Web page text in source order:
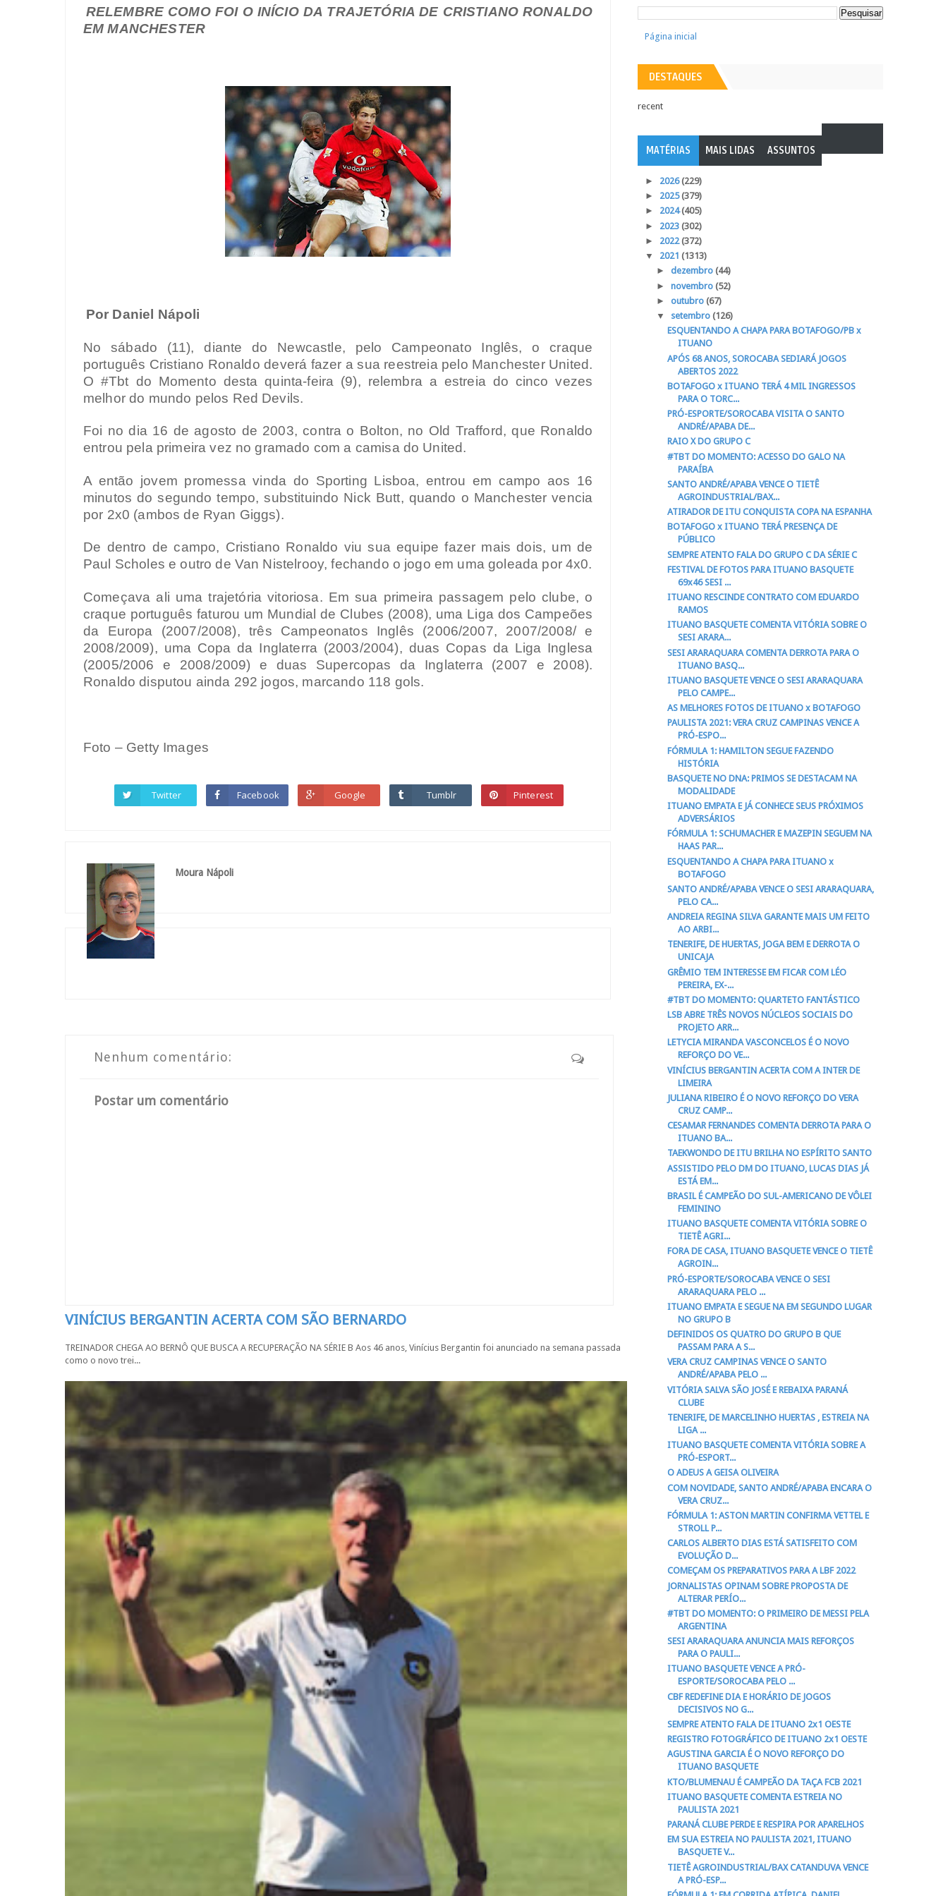
RELEMBRE COMO FOI O INÍCIO DA TRAJETÓRIA DE CRISTIANO RONALDO
EM MANCHESTER
Por Daniel Nápoli
No sábado (11), diante do Newcastle, pelo Campeonato Inglês, o craque
português Cristiano Ronaldo deverá fazer a sua reestreia pelo Manchester United.
O #Tbt do Momento desta quinta-feira (9), relembra a estreia do cinco vezes
melhor do mundo pelos Red Devils.
Foi no dia 16 de agosto de 2003, contra o Bolton, no Old Trafford, que Ronaldo
entrou pela primeira vez no gramado com a camisa do United.
A então jovem promessa vinda do Sporting Lisboa, entrou em campo aos 16
minutos do segundo tempo, substituindo Nick Butt, quando o Manchester vencia
por 2x0 (ambos de Ryan Giggs).
De dentro de campo, Cristiano Ronaldo viu sua equipe fazer mais dois, um de
Paul Scholes e outro de Van Nistelrooy, fechando o jogo em uma goleada por 4x0.
Começava ali uma trajetória vitoriosa. Em sua primeira passagem pelo clube, o
craque português faturou um Mundial de Clubes (2008), uma Liga dos Campeões
da Europa (2007/2008), três Campeonatos Inglês (2006/2007, 2007/2008/ e
2008/2009), uma Copa da Inglaterra (2003/2004), duas Copas da Liga Inglesa
(2005/2006 e 2008/2009) e duas Supercopas da Inglaterra (2007 e 2008).
Ronaldo disputou ainda 292 jogos, marcando 118 gols.
Foto – Getty Images
Twitter Facebook Google Tumblr Pinterest
Moura Nápoli
Nenhum comentário:
Postar um comentário
VINÍCIUS BERGANTIN ACERTA COM SÃO BERNARDO
TREINADOR CHEGA AO BERNÔ QUE BUSCA A RECUPERAÇÃO NA SÉRIE B Aos 46 anos, Vinícius Bergantin foi anunciado na semana passada
como o novo trei...
Página inicial
DESTAQUES
recent
MATÉRIAS MAIS LIDAS ASSUNTOS
► 2026(229)
► 2025(379)
► 2024(405)
► 2023 (302)
► 2022(372)
▼ 2021 (1313)
► dezembro (44)
► novembro (52)
► outubro (67)
▼ setembro (126)
ESQUENTANDO A CHAPA PARA BOTAFOGO/PB x
ITUANO
APÓS 68 ANOS, SOROCABA SEDIARÁ JOGOS
ABERTOS 2022
BOTAFOGO x ITUANO TERÁ 4 MIL INGRESSOS
PARA O TORC...
PRÓ-ESPORTE/SOROCABA VISITA O SANTO
ANDRÉ/APABA DE...
RAIO X DO GRUPO C
#TBT DO MOMENTO: ACESSO DO GALO NA
PARAÍBA
SANTO ANDRÉ/APABA VENCE O TIETÊ
AGROINDUSTRIAL/BAX...
ATIRADOR DE ITU CONQUISTA COPA NA ESPANHA
BOTAFOGO x ITUANO TERÁ PRESENÇA DE
PÚBLICO
SEMPRE ATENTO FALA DO GRUPO C DA SÉRIE C
FESTIVAL DE FOTOS PARA ITUANO BASQUETE
69x46 SESI ...
ITUANO RESCINDE CONTRATO COM EDUARDO
RAMOS
ITUANO BASQUETE COMENTA VITÓRIA SOBRE O
SESI ARARA...
SESI ARARAQUARA COMENTA DERROTA PARA O
ITUANO BASQ...
ITUANO BASQUETE VENCE O SESI ARARAQUARA
PELO CAMPE...
AS MELHORES FOTOS DE ITUANO x BOTAFOGO
PAULISTA 2021: VERA CRUZ CAMPINAS VENCE A
PRÓ-ESPO...
FÓRMULA 1: HAMILTON SEGUE FAZENDO
HISTÓRIA
BASQUETE NO DNA: PRIMOS SE DESTACAM NA
MODALIDADE
ITUANO EMPATA E JÁ CONHECE SEUS PRÓXIMOS
ADVERSÁRIOS
FÓRMULA 1: SCHUMACHER E MAZEPIN SEGUEM NA
HAAS PAR...
ESQUENTANDO A CHAPA PARA ITUANO x
BOTAFOGO
SANTO ANDRÉ/APABA VENCE O SESI ARARAQUARA,
PELO CA...
ANDREIA REGINA SILVA GARANTE MAIS UM FEITO
AO ARBI...
TENERIFE, DE HUERTAS, JOGA BEM E DERROTA O
UNICAJA
GRÊMIO TEM INTERESSE EM FICAR COM LÉO
PEREIRA, EX-...
#TBT DO MOMENTO: QUARTETO FANTÁSTICO
LSB ABRE TRÊS NOVOS NÚCLEOS SOCIAIS DO
PROJETO ARR...
LETYCIA MIRANDA VASCONCELOS É O NOVO
REFORÇO DO VE...
VINÍCIUS BERGANTIN ACERTA COM A INTER DE
LIMEIRA
JULIANA RIBEIRO É O NOVO REFORÇO DO VERA
CRUZ CAMP...
CESAMAR FERNANDES COMENTA DERROTA PARA O
ITUANO BA...
TAEKWONDO DE ITU BRILHA NO ESPÍRITO SANTO
ASSISTIDO PELO DM DO ITUANO, LUCAS DIAS JÁ
ESTÁ EM...
BRASIL É CAMPEÃO DO SUL-AMERICANO DE VÔLEI
FEMININO
ITUANO BASQUETE COMENTA VITÓRIA SOBRE O
TIETÊ AGRI...
FORA DE CASA, ITUANO BASQUETE VENCE O TIETÊ
AGROIN...
PRÓ-ESPORTE/SOROCABA VENCE O SESI
ARARAQUARA PELO ...
ITUANO EMPATA E SEGUE NA EM SEGUNDO LUGAR
NO GRUPO B
DEFINIDOS OS QUATRO DO GRUPO B QUE
PASSAM PARA A S...
VERA CRUZ CAMPINAS VENCE O SANTO
ANDRÉ/APABA PELO ...
VITÓRIA SALVA SÃO JOSÉ E REBAIXA PARANÁ
CLUBE
TENERIFE, DE MARCELINHO HUERTAS , ESTREIA NA
LIGA ...
ITUANO BASQUETE COMENTA VITÓRIA SOBRE A
PRÓ-ESPORT...
O ADEUS A GEISA OLIVEIRA
COM NOVIDADE, SANTO ANDRÉ/APABA ENCARA O
VERA CRUZ...
FÓRMULA 1: ASTON MARTIN CONFIRMA VETTEL E
STROLL P...
CARLOS ALBERTO DIAS ESTÁ SATISFEITO COM
EVOLUÇÃO D...
COMEÇAM OS PREPARATIVOS PARA A LBF 2022
JORNALISTAS OPINAM SOBRE PROPOSTA DE
ALTERAR PERÍO...
#TBT DO MOMENTO: O PRIMEIRO DE MESSI PELA
ARGENTINA
SESI ARARAQUARA ANUNCIA MAIS REFORÇOS
PARA O PAULI...
ITUANO BASQUETE VENCE A PRÓ-
ESPORTE/SOROCABA PELO ...
CBF REDEFINE DIA E HORÁRIO DE JOGOS
DECISIVOS NO G...
SEMPRE ATENTO FALA DE ITUANO 2x1 OESTE
REGISTRO FOTOGRÁFICO DE ITUANO 2x1 OESTE
AGUSTINA GARCIA É O NOVO REFORÇO DO
ITUANO BASQUETE
KTO/BLUMENAU É CAMPEÃO DA TAÇA FCB 2021
ITUANO BASQUETE COMENTA ESTREIA NO
PAULISTA 2021
PARANÁ CLUBE PERDE E RESPIRA POR APARELHOS
EM SUA ESTREIA NO PAULISTA 2021, ITUANO
BASQUETE V...
TIETÊ AGROINDUSTRIAL/BAX CATANDUVA VENCE
A PRÓ-ESP...